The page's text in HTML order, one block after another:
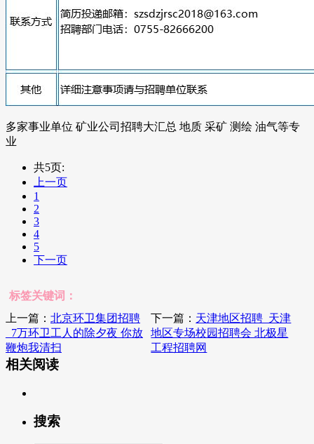
多家事业单位 矿业公司招聘大汇总 地质 采矿 测绘 油气等专
业
共5页:
上一页
1
2
3
4
5
下一页
标签关键词：
上一篇： 北京环卫集团招聘
_7万环卫工人的除夕夜 你放
鞭炮我清扫
下一篇： 天津地区招聘_天津
地区专场校园招聘会 北极星
工程招聘网
相关阅读
搜索